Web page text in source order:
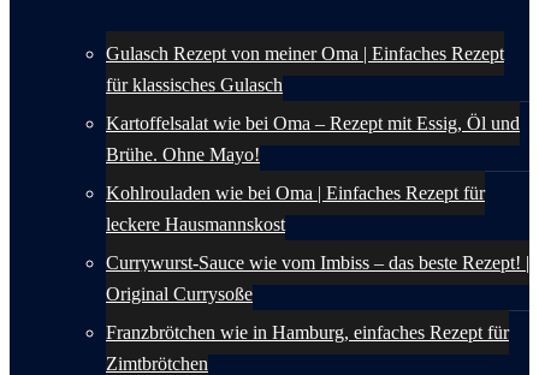
Gulasch Rezept von meiner Oma | Einfaches Rezept
für klassisches Gulasch
Kartoffelsalat wie bei Oma – Rezept mit Essig, Öl und
Brühe. Ohne Mayo!
Kohlrouladen wie bei Oma | Einfaches Rezept für
leckere Hausmannskost
Currywurst-Sauce wie vom Imbiss – das beste Rezept! |
Original Currysoße
Franzbrötchen wie in Hamburg, einfaches Rezept für
Zimtbrötchen